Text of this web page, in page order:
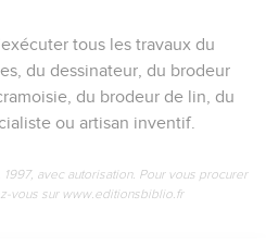
tous les travaux du
du dessinateur, du brodeur
du brodeur de lin, du
ou artisan inventif.
avec autorisation. Pour vous procurer
vous sur www.editionsbiblio.fr